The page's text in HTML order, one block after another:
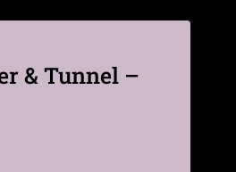
& Tunnel –